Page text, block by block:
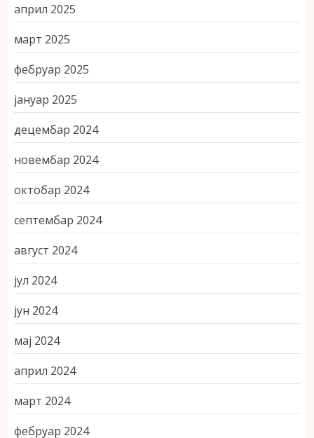
април 2025
март 2025
фебруар 2025
јануар 2025
децембар 2024
новембар 2024
октобар 2024
септембар 2024
август 2024
јул 2024
јун 2024
мај 2024
април 2024
март 2024
фебруар 2024